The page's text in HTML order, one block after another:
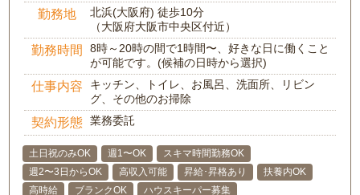
勤務地
北浜(大阪府) 徒歩10分
（大阪府大阪市中央区付近）
勤務時間
8時～20時の間で1時間〜、好きな日に働くこと
が可能です。(候補の日時から選択)
仕事内容
キッチン、トイレ、お風呂、洗面所、リビン
グ、その他のお掃除
契約形態 業務委託
土日祝のみOK 週1〜OK
スキマ時間勤務OK
週2〜3日からOK
高収入可能 昇給･昇格あり
扶養内OK
高時給
ブランクOK ハウスキーパー募集